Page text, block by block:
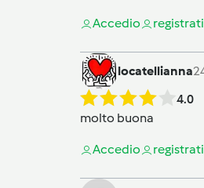
Accedio registrati
locatellianna
4.0
molto buona
Accedio registrati